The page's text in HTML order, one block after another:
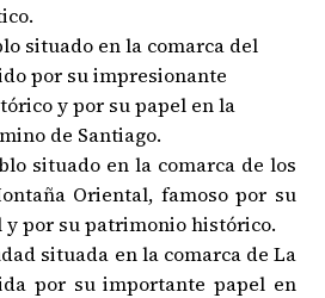
situado en la comarca del
por su impresionante
y por su papel en la
de Santiago.
situado en la comarca de los
Oriental, famoso por su
y por su patrimonio histórico.
situada en la comarca de La
por su importante papel en